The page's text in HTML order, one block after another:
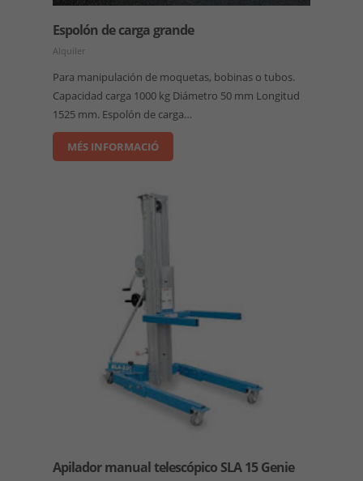
Espolón de carga grande
Alquiler
Para manipulación de moquetas, bobinas o tubos.
Capacidad carga 1000 kg Diámetro 50 mm Longitud
1525 mm. Espolón de carga…
MÉS INFORMACIÓ
Apilador manual telescópico SLA 15 Genie